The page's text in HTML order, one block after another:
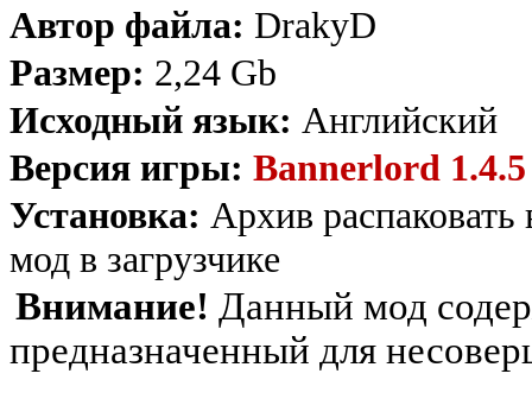
Автор файла: DrakyD
Размер: 2,24 Gb
Исходный язык: Английский
Версия игры: Bannerlord 1.4.5
Установка: Архив
мод в загрузчике
Внимание! Данный мод
предназначенный для